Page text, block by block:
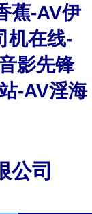
蕉-AV伊
机在线-
影先锋
-AV淫海
公司